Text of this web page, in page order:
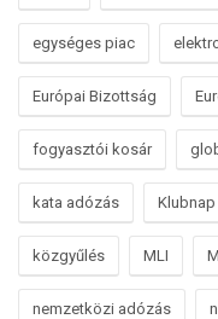
egységes piac
Európai Bizottság
fogyasztói kosár
kata adózás Klubnap
közgyűlés MLI
nemzetközi adózás